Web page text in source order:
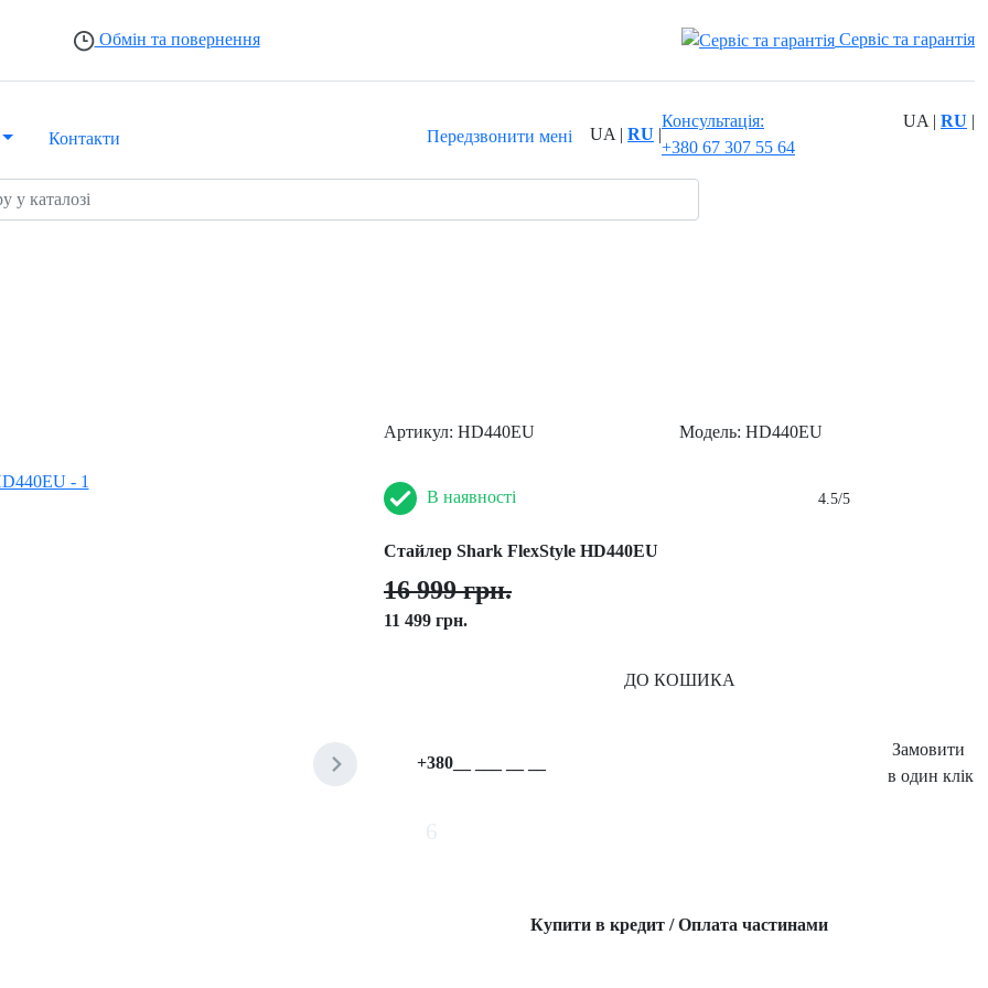
Обмін та повернення Сервіс та гарантія
Контакти Передзвонити мені UA | RU |
Консультація:
+380 67 307 55 64
UA | RU |
Артикул: HD440EU Модель: HD440EU
В наявності 4.5/5
Стайлер Shark FlexStyle HD440EU
16 999 грн.
11 499 грн.
ДО КОШИКА
Замовити
в один клік
Купити в кредит / Оплата частинами